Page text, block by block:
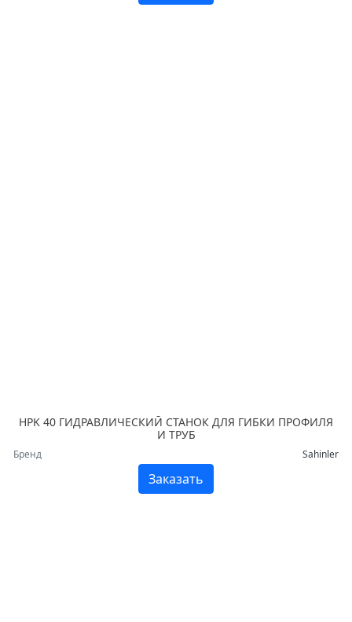
HPK 40 ГИДРАВЛИЧЕСКИЙ СТАНОК ДЛЯ ГИБКИ ПРОФИЛЯ
И ТРУБ
Бренд Sahinler
Заказать